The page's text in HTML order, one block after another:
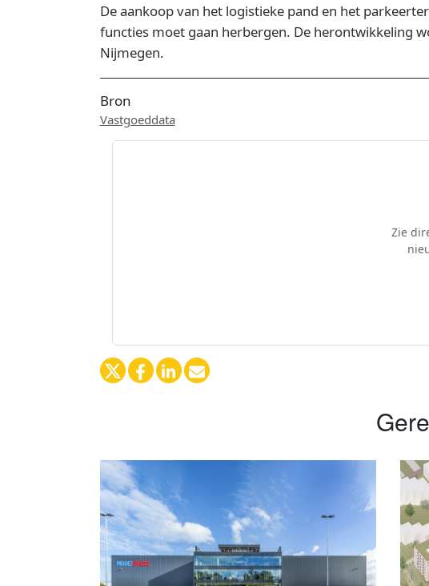
De aankoop van het logistieke pand en het
functies moet gaan herbergen. De herontwikkeling
Nijmegen.
Bron
Vastgoeddata
Zie